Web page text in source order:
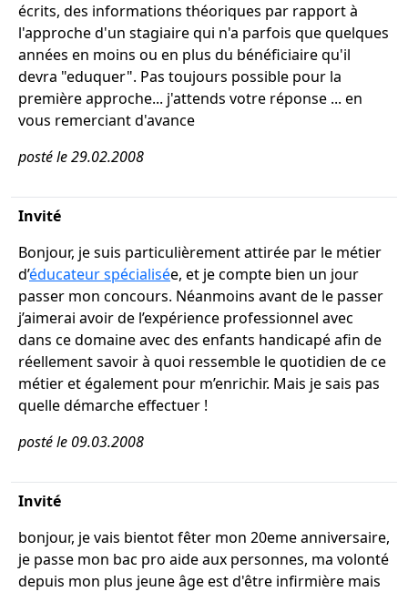
écrits, des informations théoriques par rapport à
l'approche d'un stagiaire qui n'a parfois que quelques
années en moins ou en plus du bénéficiaire qu'il
devra "eduquer". Pas toujours possible pour la
première approche... j'attends votre réponse ... en
vous remerciant d'avance
posté le 29.02.2008
Invité
Bonjour, je suis particulièrement attirée par le métier
d’éducateur spécialisée, et je compte bien un jour
passer mon concours. Néanmoins avant de le passer
j’aimerai avoir de l’expérience professionnel avec
dans ce domaine avec des enfants handicapé afin de
réellement savoir à quoi ressemble le quotidien de ce
métier et également pour m’enrichir. Mais je sais pas
quelle démarche effectuer !
posté le 09.03.2008
Invité
bonjour, je vais bientot fêter mon 20eme anniversaire,
je passe mon bac pro aide aux personnes, ma volonté
depuis mon plus jeune âge est d'être infirmière mais